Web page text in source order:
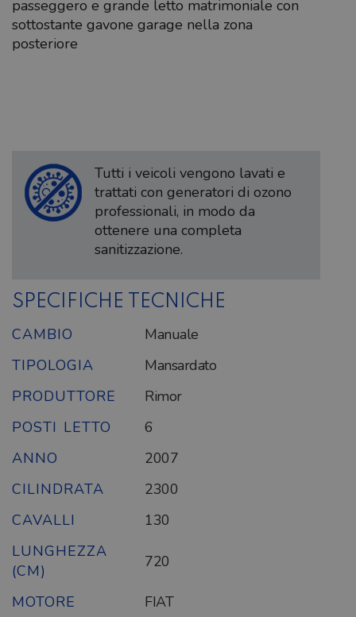
passeggero e grande letto matrimoniale con
sottostante gavone garage nella zona
posteriore
Tutti i veicoli vengono lavati e
trattati con generatori di ozono
professionali, in modo da
ottenere una completa
sanitizzazione.
SPECIFICHE TECNICHE
CAMBIO
Manuale
TIPOLOGIA
Mansardato
PRODUTTORE
Rimor
POSTI LETTO
6
ANNO
2007
CILINDRATA
2300
CAVALLI
130
LUNGHEZZA
(CM)
720
MOTORE
FIAT